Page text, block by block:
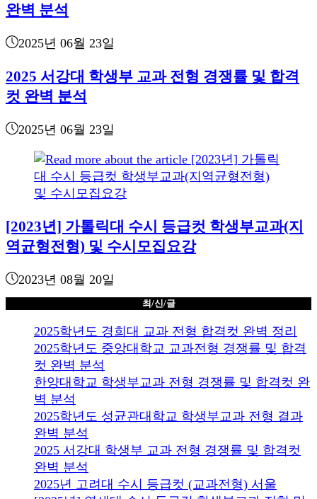
완벽 분석
2025년 06월 23일
2025 서강대 학생부 교과 전형 경쟁률 및 합격
컷 완벽 분석
2025년 06월 23일
[2023년] 가톨릭대 수시 등급컷 학생부교과(지
역균형전형) 및 수시모집요강
2023년 08월 20일
최/신/글
2025학년도 경희대 교과 전형 합격컷 완벽 정리
2025학년도 중앙대학교 교과전형 경쟁률 및 합격
컷 완벽 분석
한양대학교 학생부교과 전형 경쟁률 및 합격컷 완
벽 분석
2025학년도 성균관대학교 학생부교과 전형 결과
완벽 분석
2025 서강대 학생부 교과 전형 경쟁률 및 합격컷
완벽 분석
2025년 고려대 수시 등급컷 (교과전형) 서울